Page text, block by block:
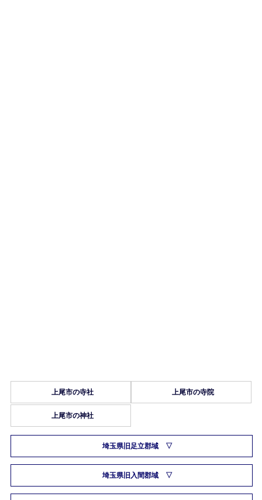
上尾市の寺社 上尾市の寺院
上尾市の神社
埼玉県旧足立郡域
埼玉県旧入間郡域